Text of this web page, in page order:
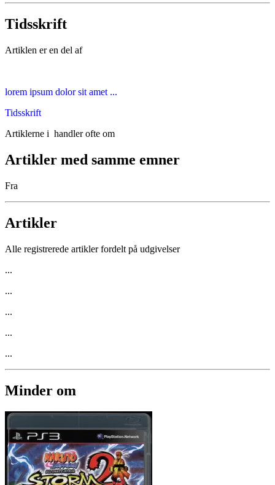
Tidsskrift
Artiklen er en del af
lorem ipsum dolor sit amet ...
Tidsskrift
Artiklerne i handler ofte om
Artikler med samme emner
Fra
Artikler
Alle registrerede artikler fordelt på udgivelser
...
...
...
...
...
Minder om